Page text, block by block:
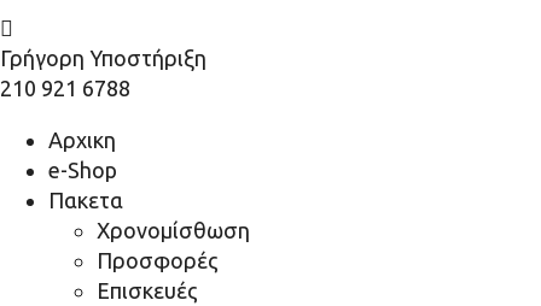
Γρήγορη Υποστήριξη
210 921 6788
Αρχικη
e-Shop
Πακετα
Χρονομίσθωση
Προσφορές
Επισκευές